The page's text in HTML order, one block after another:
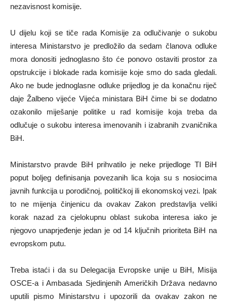
nezavisnost komisije.
U dijelu koji se tiče rada Komisije za odlučivanje o sukobu
interesa Ministarstvo je predložilo da sedam članova odluke
mora donositi jednoglasno što će ponovo ostaviti prostor za
opstrukcije i blokade rada komisije koje smo do sada gledali.
Ako ne bude jednoglasne odluke prijedlog je da konačnu riječ
daje Žalbeno vijeće Vijeća ministara BiH čime bi se dodatno
ozakonilo miješanje politike u rad komisije koja treba da
odlučuje o sukobu interesa imenovanih i izabranih zvaničnika
BiH.
Ministarstvo pravde BiH prihvatilo je neke prijedloge TI BiH
poput boljeg definisanja povezanih lica koja su s nosiocima
javnih funkcija u porodičnoj, političkoj ili ekonomskoj vezi. Ipak
to ne mijenja činjenicu da ovakav Zakon predstavlja veliki
korak nazad za cjelokupnu oblast sukoba interesa iako je
njegovo unaprjeđenje jedan je od 14 ključnih prioriteta BiH na
evropskom putu.
Treba istaći i da su Delegacija Evropske unije u BiH, Misija
OSCE-a i Ambasada Sjedinjenih Američkih Država nedavno
uputili pismo Ministarstvu i upozorili da ovakav zakon ne